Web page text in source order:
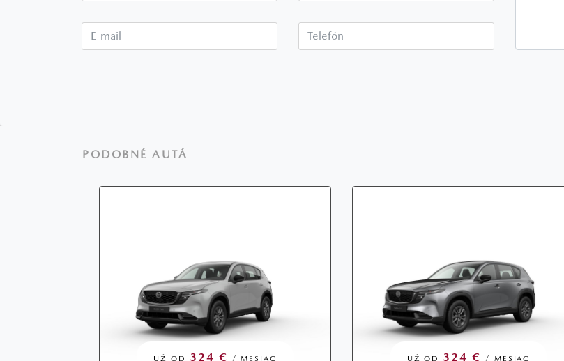
PODOBNÉ AUTÁ
UŽ OD 324 € / MESIAC UŽ OD 324 € / MESIAC